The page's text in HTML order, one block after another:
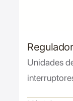
Unidades